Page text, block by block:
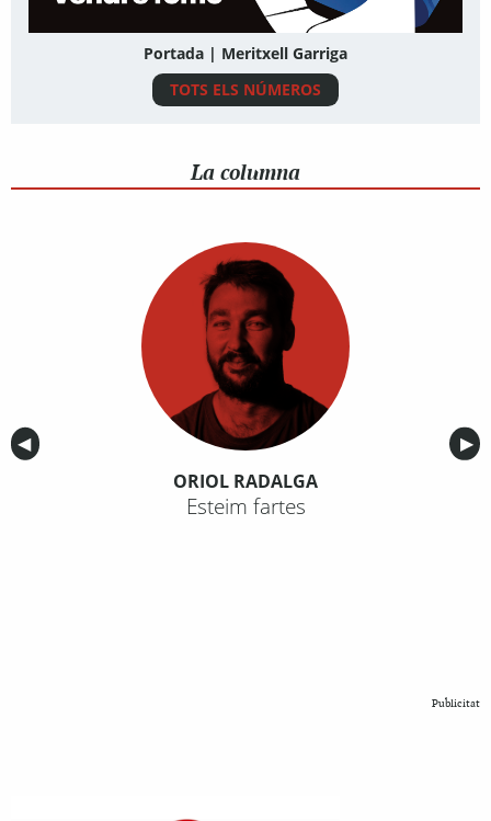
Portada | Meritxell Garriga
TOTS ELS NÚMEROS
La columna
Anterior
◀︎ ▶︎
ORIOL RADALGA
Esteim fartes
Publicitat